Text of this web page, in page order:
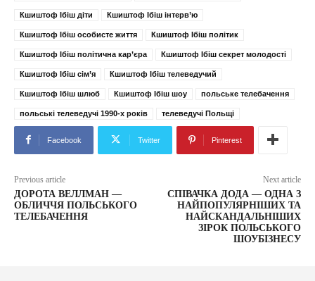
Кшиштоф Ібіш діти Кшиштоф Ібіш інтерв’ю
Кшиштоф Ібіш особисте життя Кшиштоф Ібіш політик
Кшиштоф Ібіш політична кар’єра Кшиштоф Ібіш секрет молодості
Кшиштоф Ібіш сім’я Кшиштоф Ібіш телеведучий
Кшиштоф Ібіш шлюб Кшиштоф Ібіш шоу польське телебачення
польські телеведучі 1990-х років телеведучі Польщі
Facebook Twitter Pinterest
Previous article
ДОРОТА ВЕЛЛМАН —
ОБЛИЧЧЯ ПОЛЬСЬКОГО
ТЕЛЕБАЧЕННЯ
Next article
СПІВАЧКА ДОДА — ОДНА З
НАЙПОПУЛЯРНІШИХ ТА
НАЙСКАНДАЛЬНІШИХ
ЗІРОК ПОЛЬСЬКОГО
ШОУБІЗНЕСУ